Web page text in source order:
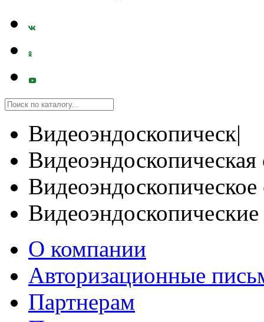
Видеоэндоскопическ|
Видеоэндоскопическая
О компании
Авторизационные
Партнерам